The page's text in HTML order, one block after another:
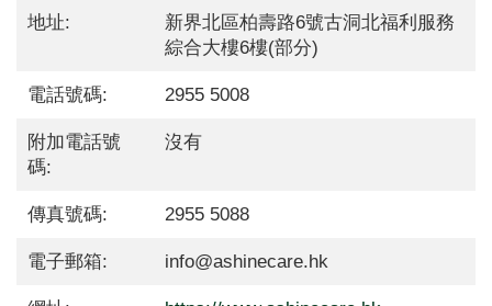
地址:
新界北區柏壽路6號古洞北福利服務
綜合大樓6樓(部分)
電話號碼: 2955 5008
附加電話號
碼:
沒有
傳真號碼: 2955 5088
電子郵箱: info@ashinecare.hk